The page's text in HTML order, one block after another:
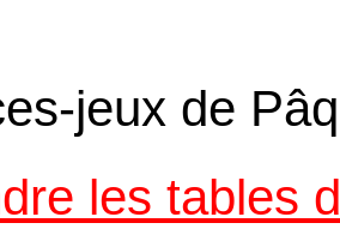
jeux de
les tables